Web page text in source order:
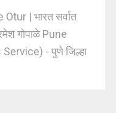
| भारत सर्वात
गोपाळे Pune
- पुणे जिल्हा